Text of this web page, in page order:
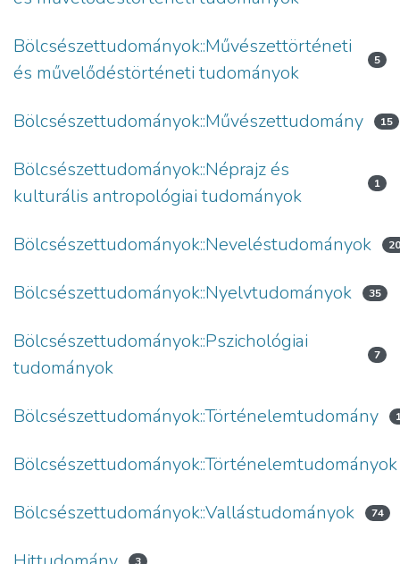
Bölcsészettudományok::Művészettörténeti
és művelődéstörténeti tudományok
5
Bölcsészettudományok::Művészettudomány 15
Bölcsészettudományok::Néprajz és
kulturális antropológiai tudományok
1
Bölcsészettudományok::Neveléstudományok
Bölcsészettudományok::Nyelvtudományok 35
Bölcsészettudományok::Pszichológiai
tudományok
7
Bölcsészettudományok::Történelemtudomány
Bölcsészettudományok::Történelemtudományok
Bölcsészettudományok::Vallástudományok
74